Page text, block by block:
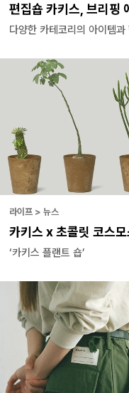
편집숍 카키스, 브리핑
다양한 카테코리의 아이템과
라이프 > 뉴스
카키스 x 초콜릿 코스
‘카키스 플랜트 숍’